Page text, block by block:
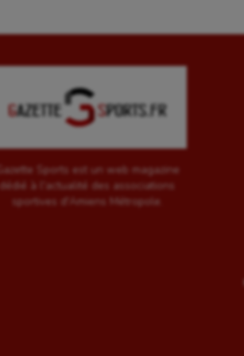
Gazette Sports est un web magazine
dédié à l'actualité des associations
sportives d'Amiens Métropole.